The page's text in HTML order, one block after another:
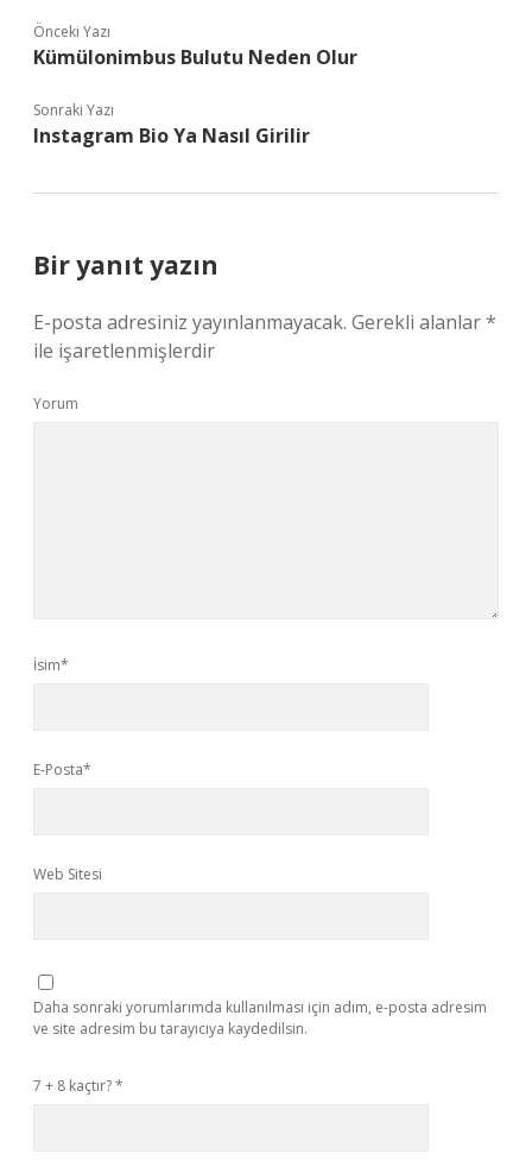
Önceki Yazı
Kümülonimbus Bulutu Neden Olur
Sonraki Yazı
Instagram Bio Ya Nasıl Girilir
Bir yanıt yazın
E-posta adresiniz yayınlanmayacak. Gerekli alanlar*
ile işaretlenmişlerdir
Yorum
İsim*
E-Posta*
Web Sitesi
Daha sonraki yorumlarımda kullanılması için adım, e-posta adresim
ve site adresim bu tarayıcıya kaydedilsin.
7 + 8 kaçtır?*